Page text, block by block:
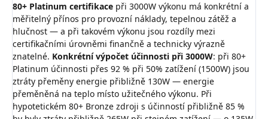
80+ Platinum certifikace při 3000W výkonu má konkrétní a
měřitelný přínos pro provozní náklady, tepelnou zátěž a
hlučnost — a při takovém výkonu jsou rozdíly mezi
certifikačními úrovněmi finančně a technicky výrazně
znatelné. Konkrétní výpočet účinnosti při 3000W: při 80+
Platinum účinnosti přes 92 % při 50% zatížení (1500W) jsou
ztráty přeměny energie přibližně 130W — energie
přeměněná na teplo místo užitečného výkonu. Při
hypotetickém 80+ Bronze zdroji s účinností přibližně 85 %